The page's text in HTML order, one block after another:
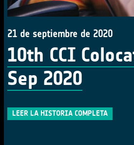
21 de septiembre de 2020
10th CCI
Sep 2020
LEER LA HISTORIA COMPLETA